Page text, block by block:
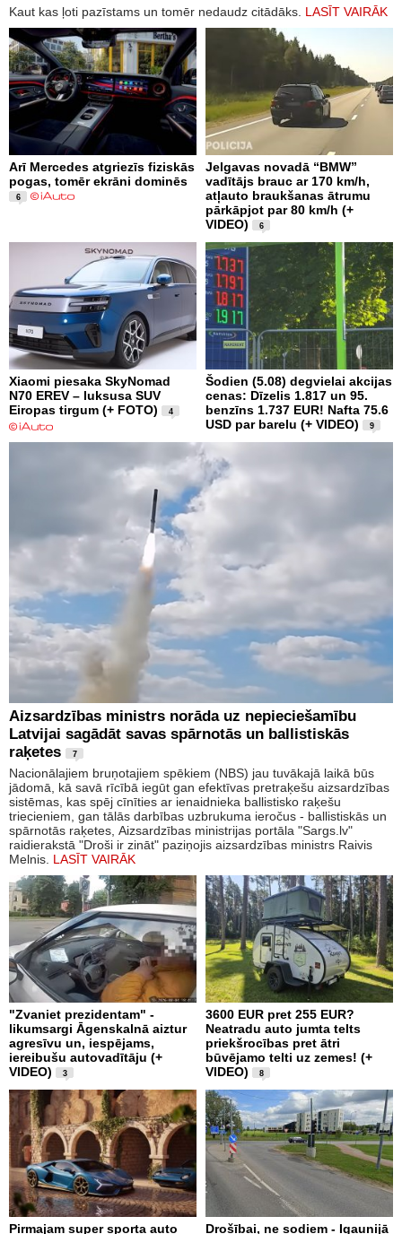
Kaut kas ļoti pazīstams un tomēr nedaudz citādāks. LASĪT VAIRĀK
Arī Mercedes atgriezīs fiziskās
pogas, tomēr ekrāni dominēs
6
Jelgavas novadā “BMW”
vadītājs brauc ar 170 km/h,
atļauto braukšanas ātrumu
pārkāpjot par 80 km/h (+
VIDEO)
6
Xiaomi piesaka SkyNomad
N70 EREV – luksusa SUV
Eiropas tirgum (+ FOTO)
4
Šodien (5.08) degvielai akcijas
cenas: Dīzelis 1.817 un 95.
benzīns 1.737 EUR! Nafta 75.6
USD par barelu (+ VIDEO)
9
Aizsardzības ministrs norāda uz nepieciešamību
Latvijai sagādāt savas spārnotās un ballistiskās
raķetes
7
Nacionālajiem bruņotajiem spēkiem (NBS) jau tuvākajā laikā būs
jādomā, kā savā rīcībā iegūt gan efektīvas pretraķešu aizsardzības
sistēmas, kas spēj cīnīties ar ienaidnieka ballistisko raķešu
triecieniem, gan tālās darbības uzbrukuma ieročus - ballistiskās un
spārnotās raķetes, Aizsardzības ministrijas portāla "Sargs.lv"
raidierakstā "Droši ir zināt" paziņojis aizsardzības ministrs Raivis
Melnis. LASĪT VAIRĀK
"Zvaniet prezidentam" -
likumsargi Āgenskalnā aiztur
agresīvu un, iespējams,
iereibušu autovadītāju (+
VIDEO)
3
3600 EUR pret 255 EUR?
Neatradu auto jumta telts
priekšrocības pret ātri
būvējamo telti uz zemes! (+
VIDEO)
8
Pirmajam super sporta auto Drošībai, ne sodiem - Igaunijā